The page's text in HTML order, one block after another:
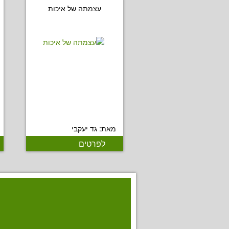
עצמתה של איכות
מאת: גד יעקבי
לפרטים